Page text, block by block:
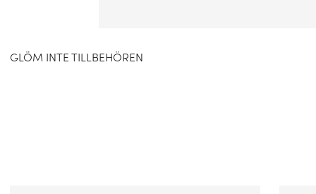
GLÖM INTE TILLBEHÖREN